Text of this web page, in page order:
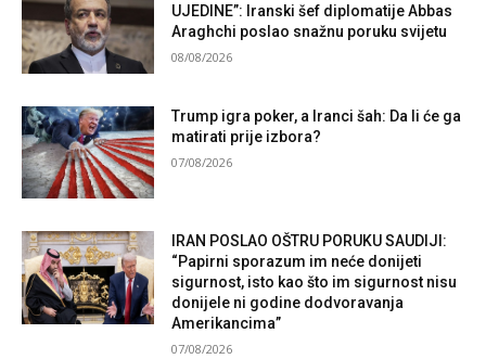
UJEDINE”: Iranski šef diplomatije Abbas
Araghchi poslao snažnu poruku svijetu
08/08/2026
Trump igra poker, a Iranci šah: Da li će ga
matirati prije izbora?
07/08/2026
IRAN POSLAO OŠTRU PORUKU SAUDIJI:
“Papirni sporazum im neće donijeti
sigurnost, isto kao što im sigurnost nisu
donijele ni godine dodvoravanja
Amerikancima”
07/08/2026